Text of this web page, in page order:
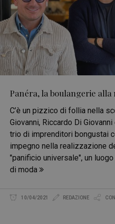
Panéra, la boulangerie
C’è un pizzico di follia nella
Giovanni, Riccardo Di
trio di imprenditori bongustai
impegno nella realizzazione
"panificio universale", un
di moda
10/04/2021 REDAZIONE